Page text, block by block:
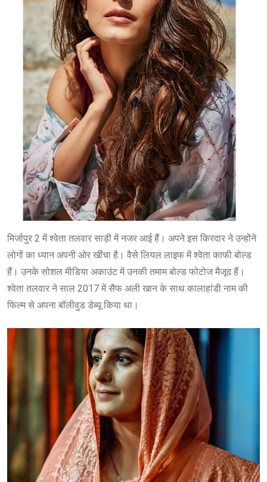
मिर्जापुर 2 में श्वेता तलवार साड़ी में नजर आई हैं। अपने इस किरदार ने उन्होंने
लोगों का ध्यान अपनी ओर खींचा है। वैसे लियल लाइफ में श्वेता काफी बोल्ड
हैं। उनके सोशल मीडिया अकाउंट में उनकी तमाम बोल्ड फोटोज मैजूद हैं।
श्वेता तलवार ने साल 2017 में सैफ अली खान के साथ कालाहांडी नाम की
फिल्म से अपना बॉलीवुड डेब्यू किया था।